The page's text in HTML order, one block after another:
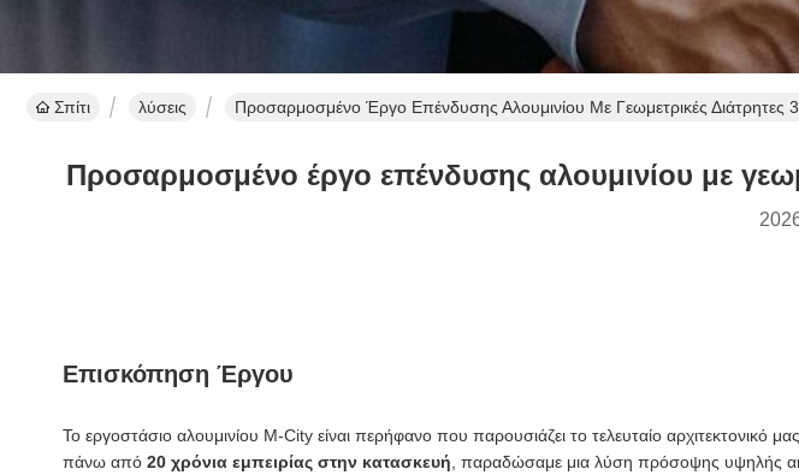
Σπίτι λύσεις Προσαρμοσμένο Έργο Επένδυσης Αλουμινίου Με Γεωμετρικές Διάτρητες
Προσαρμοσμένο έργο επένδυσης αλουμινίου με
Επισκόπηση Έργου
Το εργοστάσιο αλουμινίου M-City είναι περήφανο που παρουσιάζει το τελευταίο αρχιτεκτονικό
πάνω από 20 χρόνια εμπειρίας στην κατασκευή , παραδώσαμε μια λύση πρόσοψης υψηλής